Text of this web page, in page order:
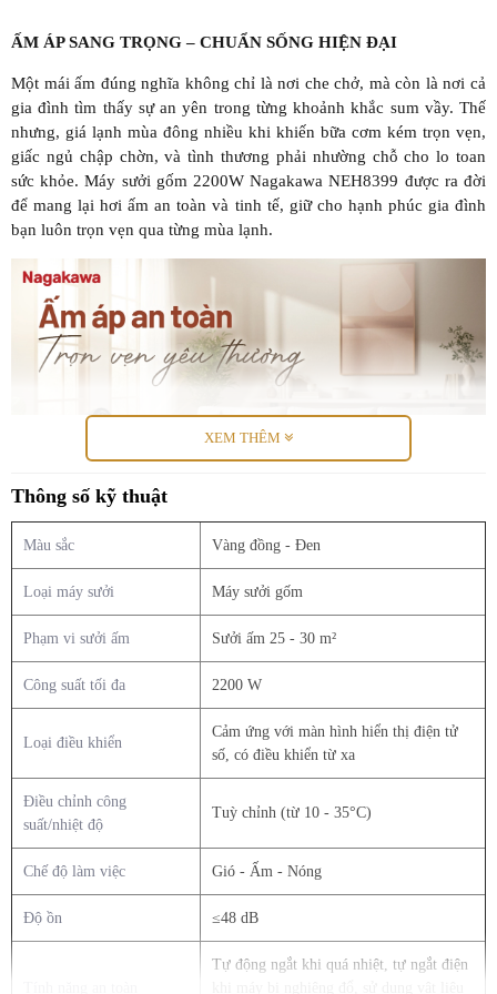
ẤM ÁP SANG TRỌNG – CHUẨN SỐNG HIỆN ĐẠI
Một mái ấm đúng nghĩa không chỉ là nơi che chở, mà còn là nơi cả
gia đình tìm thấy sự an yên trong từng khoảnh khắc sum vầy. Thế
nhưng, giá lạnh mùa đông nhiều khi khiến bữa cơm kém trọn vẹn,
giấc ngủ chập chờn, và tình thương phải nhường chỗ cho lo toan
sức khỏe. Máy sưởi gốm 2200W Nagakawa NEH8399 được ra đời
để mang lại hơi ấm an toàn và tinh tế, giữ cho hạnh phúc gia đình
bạn luôn trọn vẹn qua từng mùa lạnh.
Ấm trọn căn phòng – chỉ trong tích tắc
Với Máy sưởi gốm 2200W Nagakawa NEH8399, hơi ấm được lan
tỏa nhanh chóng, phủ đều khắp căn phòng rộng 25 – 30m². Công
suất mạnh mẽ lên tới 2200W kết hợp công nghệ sưởi gốm hiện đại
không chỉ mang lại sự ấm áp tức thì, mà còn duy trì nhiệt độ ổn
định, dễ chịu cho cả gia đình.
Từ phòng khách quây quần, phòng ngủ thư giãn đến không gian
trong từng khoảnh khắc.
XEM THÊM
Thông số kỹ thuật
Màu sắc Vàng đồng - Đen
Loại máy sưởi Máy sưởi gốm
Phạm vi sưởi ấm Sưởi ấm 25 - 30 m²
Công suất tối đa 2200 W
Loại điều khiển
Cảm ứng với màn hình hiển thị điện tử
số, có điều khiển từ xa
Điều chỉnh công
suất/nhiệt độ
Tuỳ chỉnh (từ 10 - 35°C)
Chế độ làm việc Gió - Ấm - Nóng
Độ ồn ≤48 dB
Tự động ngắt khi quá nhiệt, tự ngắt điện